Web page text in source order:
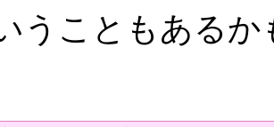
うこともある